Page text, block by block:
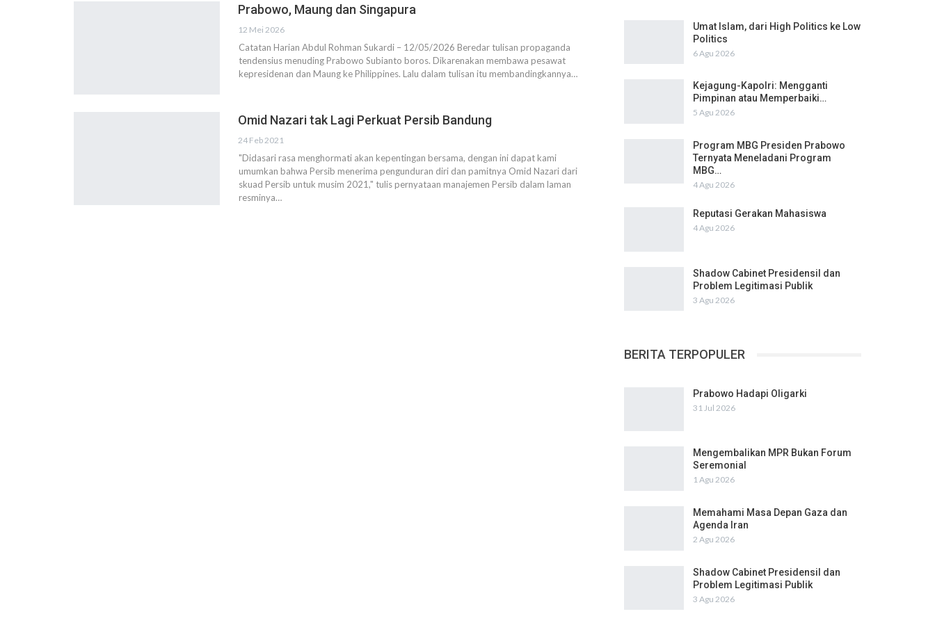
Prabowo, Maung dan Singapura
12 Mei 2026
Catatan Harian Abdul Rohman Sukardi – 12/05/2026 Beredar tulisan propaganda
tendensius menuding Prabowo Subianto boros. Dikarenakan membawa pesawat
kepresidenan dan Maung ke Philippines. Lalu dalam tulisan itu membandingkannya…
Omid Nazari tak Lagi Perkuat Persib Bandung
24 Feb 2021
"Didasari rasa menghormati akan kepentingan bersama, dengan ini dapat kami
umumkan bahwa Persib menerima pengunduran diri dan pamitnya Omid Nazari dari
skuad Persib untuk musim 2021," tulis pernyataan manajemen Persib dalam laman
resminya…
Umat Islam, dari High Politics ke Low
Politics
6 Agu 2026
Kejagung-Kapolri: Mengganti
Pimpinan atau Memperbaiki…
5 Agu 2026
Program MBG Presiden Prabowo
Ternyata Meneladani Program
MBG…
4 Agu 2026
Reputasi Gerakan Mahasiswa
4 Agu 2026
Shadow Cabinet Presidensil dan
Problem Legitimasi Publik
3 Agu 2026
BERITA TERPOPULER
Prabowo Hadapi Oligarki
31 Jul 2026
Mengembalikan MPR Bukan Forum
Seremonial
1 Agu 2026
Memahami Masa Depan Gaza dan
Agenda Iran
2 Agu 2026
Shadow Cabinet Presidensil dan
Problem Legitimasi Publik
3 Agu 2026